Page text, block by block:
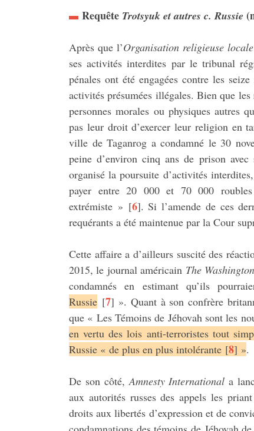
Requête Trotsyuk et autres c. Russie
Après que l’Organisation religieuse
ses activités interdites par le tribunal
pénales ont été engagées contre les
activités présumées illégales. Bien que
personnes morales ou physiques autres
pas leur droit d’exercer leur religion en
ville de Taganrog a condamné le 30
peine d’environ cinq ans de prison
organisé la poursuite d’activités
payer entre 20 000 et 70 000
extrémiste » [6]. Si l’amende de ces
requérants a été maintenue par la Cour
Cette affaire a d’ailleurs suscité des
2015, le journal américain The
condamnés en estimant qu’ils
Russie [7] ». Quant à son confrère
que « Les Témoins de Jéhovah sont les
en vertu des lois anti-terroristes tout
Russie « de plus en plus intolérante [8] ».
De son côté, Amnesty International a
aux autorités russes des appels les
droits aux libertés d’expression et de